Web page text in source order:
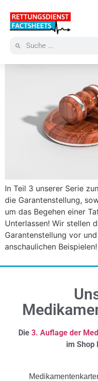
In Teil 3 unserer Serie
die Garantenstellung,
um das Begehen einer
Unterlassen! Wir stellen
Garantenstellung vor
anschaulichen Beispielen!
Die 3. Auflage der
im Shop